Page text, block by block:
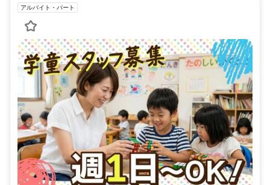
アルバイト・パート